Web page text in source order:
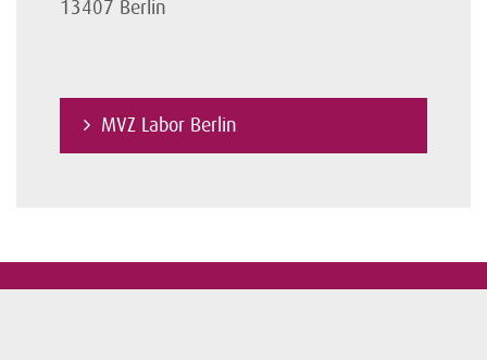
13407 Berlin
MVZ Labor Berlin